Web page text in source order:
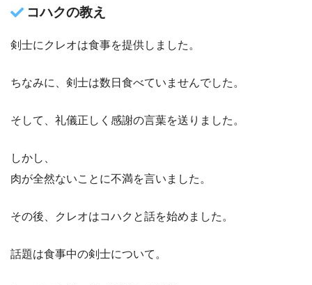
コハクの教え
剣士にクレオは食事を提供しました。
ちなみに、剣士は数日食べていませんでした。
そして、礼儀正しく感謝の言葉を送りました。
しかし、
肉が全然ないことに不満を言いました。
その後、クレオはコハクと話を始めました。
話題は食事中の剣士について。